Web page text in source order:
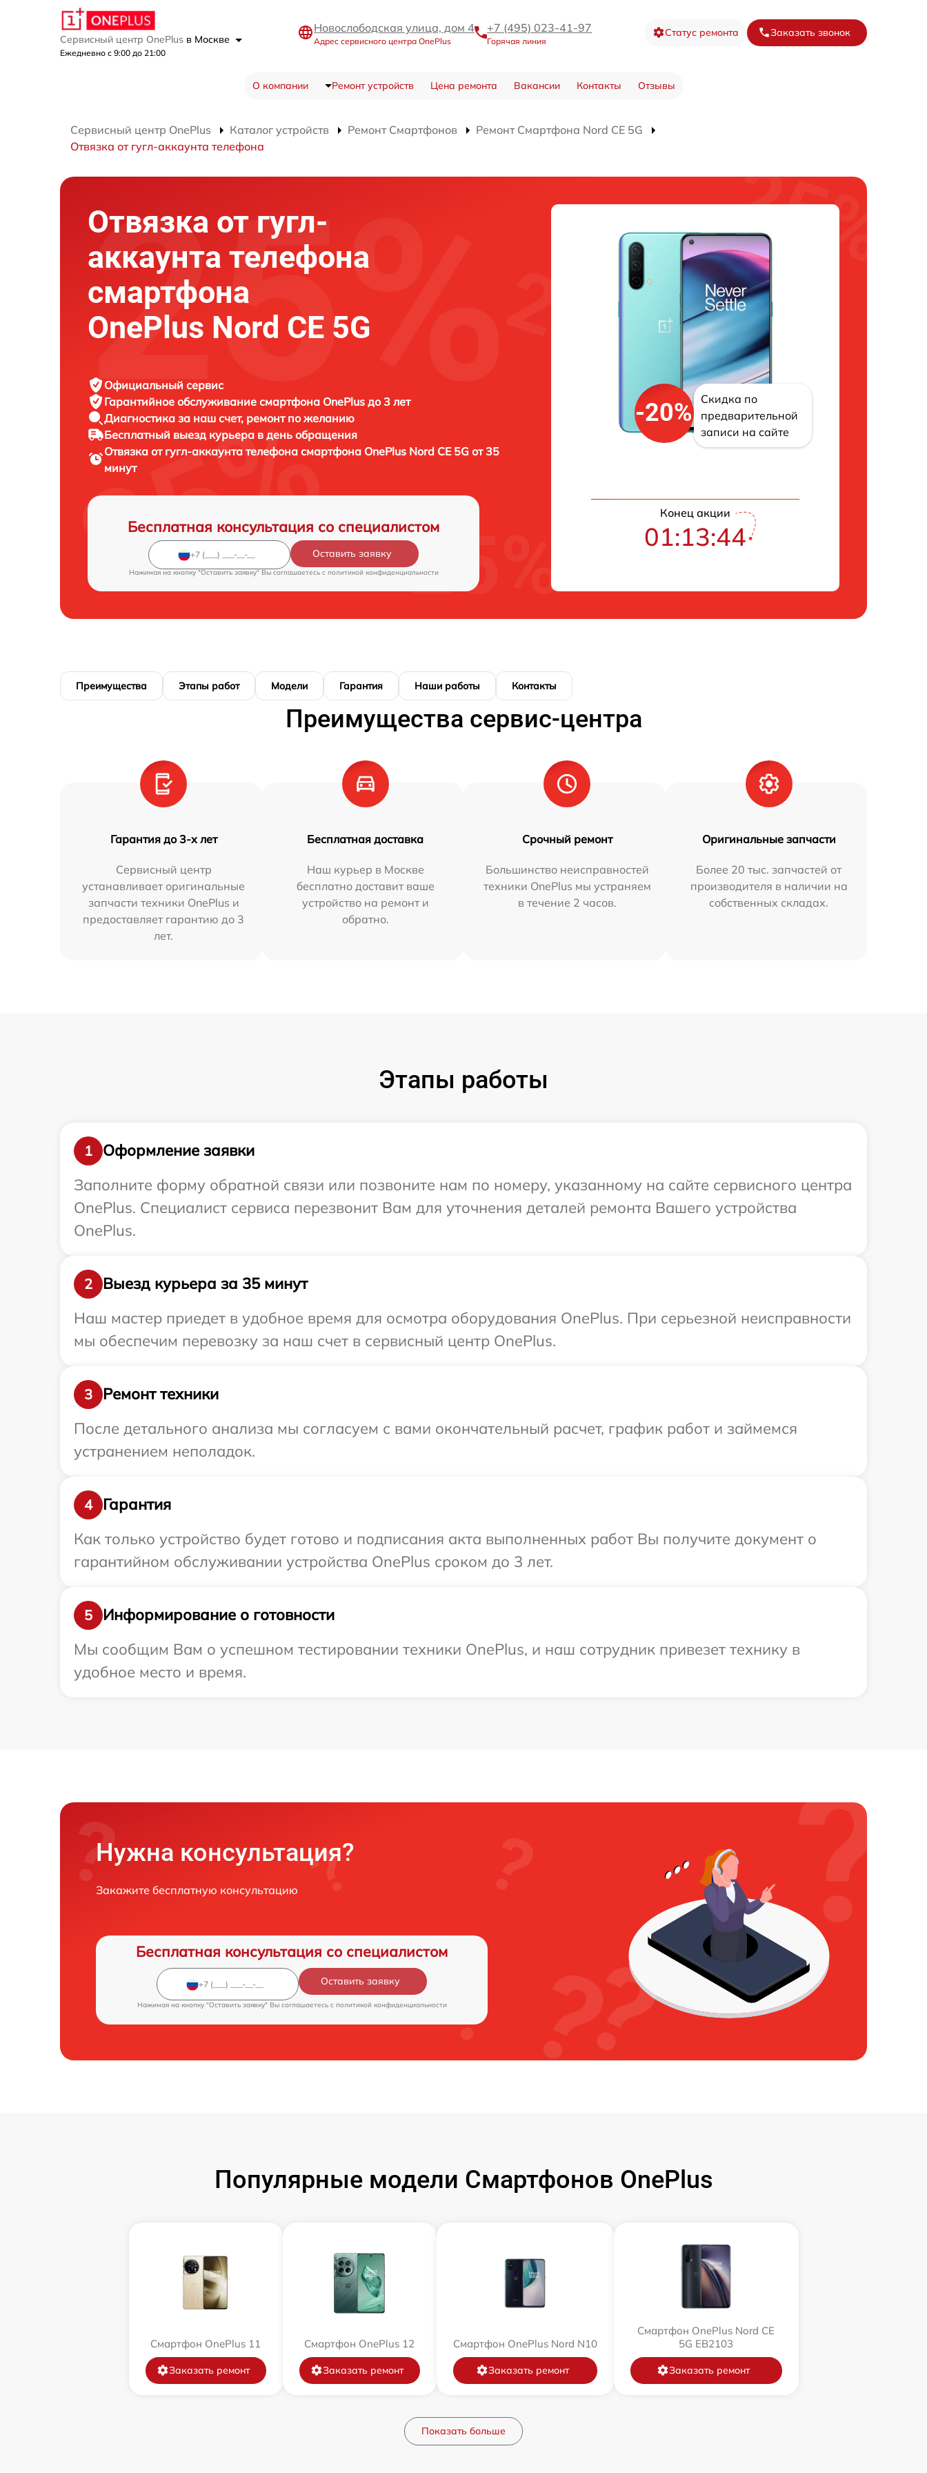
Сервисный центр OnePlus в Москве
Ежедневно с 9:00 до 21:00
Новослободская улица, дом 4
Адрес сервисного центра OnePlus
+7 (495) 023-41-97
Горячая линия
Статус ремонта Заказать звонок
О компании Ремонт устройств Цена ремонта Вакансии Контакты Отзывы
Сервисный центр OnePlus Каталог устройств Ремонт Смартфонов
Ремонт Смартфона Nord CE 5G
Отвязка от гугл-аккаунта телефона
Отвязка от гугл-
аккаунта телефона
смартфона
OnePlus Nord CE 5G
Официальный сервис
Гарантийное обслуживание смартфона OnePlus до 3 лет
Диагностика за наш счет, ремонт по желанию
Бесплатный выезд курьера в день обращения
Отвязка от гугл-аккаунта телефона смартфона OnePlus Nord CE 5G от 35
минут
Бесплатная консультация со специалистом
Оставить заявку
Нажимая на кнопку "Оставить заявку" Вы соглашаетесь c политикой конфиденциальности
-20%
Скидка по
предварительной
записи на сайте
Конец акции
01:13:43
Преимущества Этапы работ Модели Гарантия Наши работы Контакты
Преимущества сервис-центра
Гарантия до 3-х лет
Сервисный центр
устанавливает оригинальные
запчасти техники OnePlus и
предоставляет гарантию до 3
лет.
Бесплатная доставка
Наш курьер в Москве
бесплатно доставит ваше
устройство на ремонт и
обратно.
Срочный ремонт
Большинство неисправностей
техники OnePlus мы устраняем
в течение 2 часов.
Оригинальные запчасти
Более 20 тыс. запчастей от
производителя в наличии на
собственных складах.
Этапы работы
1
Оформление заявки
Заполните форму обратной связи или позвоните нам по номеру, указанному на сайте сервисного центра
OnePlus. Специалист сервиса перезвонит Вам для уточнения деталей ремонта Вашего устройства
OnePlus.
2
Выезд курьера за 35 минут
Наш мастер приедет в удобное время для осмотра оборудования OnePlus. При серьезной неисправности
мы обеспечим перевозку за наш счет в сервисный центр OnePlus.
3
Ремонт техники
После детального анализа мы согласуем с вами окончательный расчет, график работ и займемся
устранением неполадок.
4
Гарантия
Как только устройство будет готово и подписания акта выполненных работ Вы получите документ о
гарантийном обслуживании устройства OnePlus сроком до 3 лет.
5
Информирование о готовности
Мы сообщим Вам о успешном тестировании техники OnePlus, и наш сотрудник привезет технику в
удобное место и время.
Нужна консультация?
Закажите бесплатную консультацию
Бесплатная консультация со специалистом
Оставить заявку
Нажимая на кнопку "Оставить заявку" Вы соглашаетесь c политикой конфиденциальности
Популярные модели Смартфонов OnePlus
Смартфон OnePlus 11
Заказать ремонт
Смартфон OnePlus 12
Заказать ремонт
Смартфон OnePlus Nord N10
Заказать ремонт
Смартфон OnePlus Nord CE
5G EB2103
Заказать ремонт
Показать больше